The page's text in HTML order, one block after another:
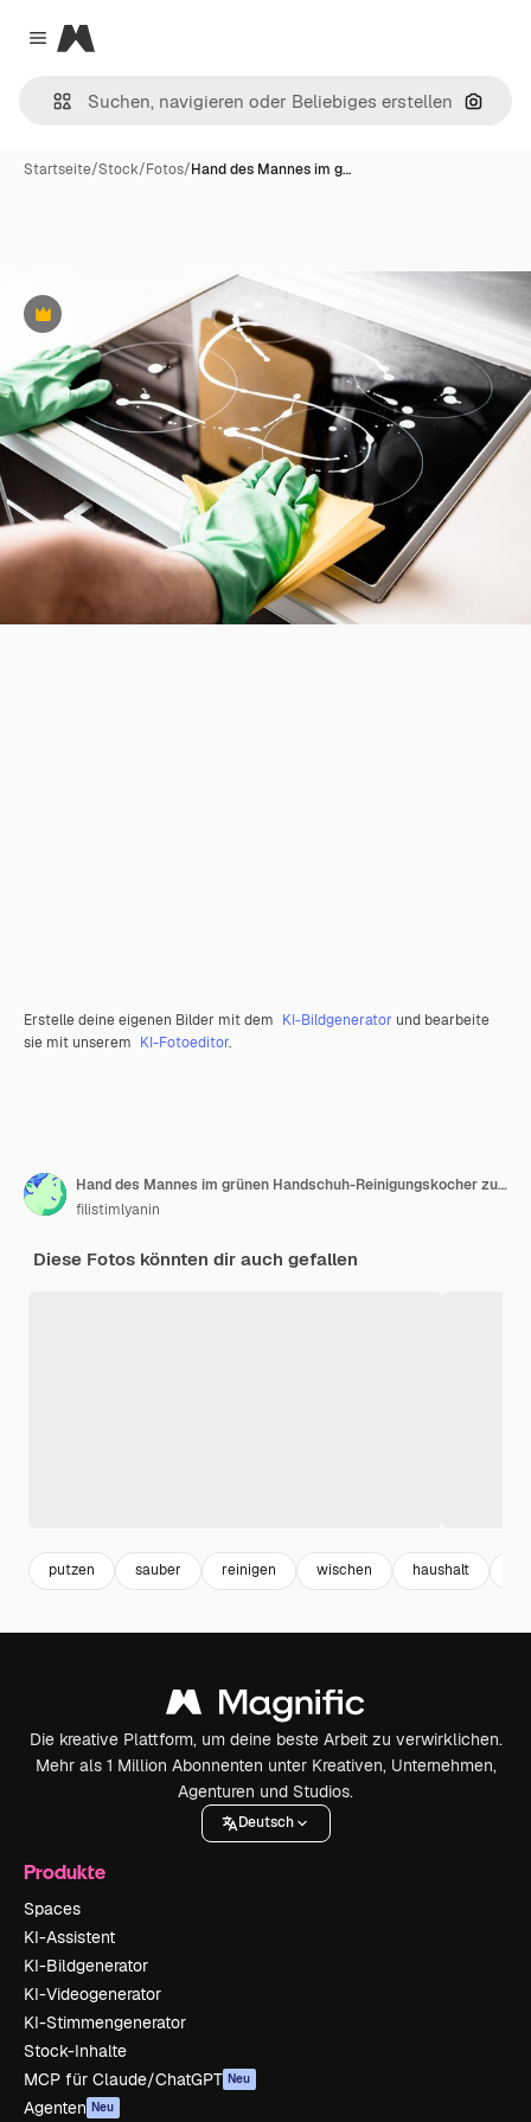
Close menu
Magnific
Nach
Startseite/Stock/Fotos/Hand des Mannes im g…
Premium
Erstelle deine eigenen Bilder mit dem KI-Bildgenerator und bearbeite
sie mit unserem KI-Fotoeditor.
Hand des Mannes im grünen Handschuh-Reinigungskocher zu Hause Küche
filistimlyanin
Diese Fotos könnten dir auch gefallen
putzen sauber reinigen wischen haushalt
Die kreative Plattform, um deine beste Arbeit zu verwirklichen.
Mehr als 1 Million Abonnenten unter Kreativen, Unternehmen,
Agenturen und Studios.
Deutsch
Produkte
Spaces
KI-Assistent
KI-Bildgenerator
KI-Videogenerator
KI-Stimmengenerator
Stock-Inhalte
MCP für Claude/ChatGPT Neu
Agenten Neu